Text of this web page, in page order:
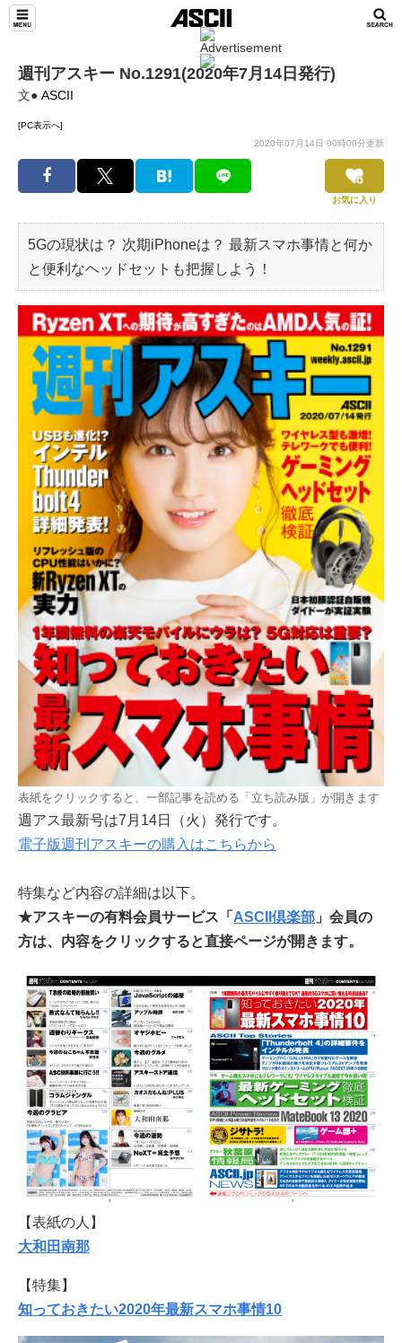
週刊アスキー No.1291(2020年7月14日発行)
文● ASCII
[PC表示へ]
2020年07月14日 00時00分更新
お気に入り
5Gの現状は？ 次期iPhoneは？ 最新スマホ事情と何か
と便利なヘッドセットも把握しよう！
表紙をクリックすると、一部記事を読める「立ち読み版」が開きます
週アス最新号は7月14日（火）発行です。
電子版週刊アスキーの購入はこちらから
特集など内容の詳細は以下。
★アスキーの有料会員サービス「 ASCII倶楽部 」会員の
方は、内容をクリックすると直接ページが開きます。
【表紙の人】
大和田南那
【特集】
知っておきたい2020年最新スマホ事情10